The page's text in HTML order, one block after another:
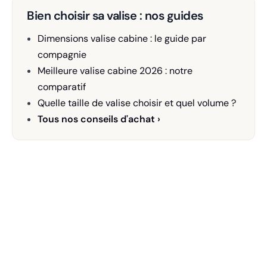
Bien choisir sa valise : nos guides
Dimensions valise cabine : le guide par
compagnie
Meilleure valise cabine 2026 : notre
comparatif
Quelle taille de valise choisir et quel volume ?
Tous nos conseils d'achat ›